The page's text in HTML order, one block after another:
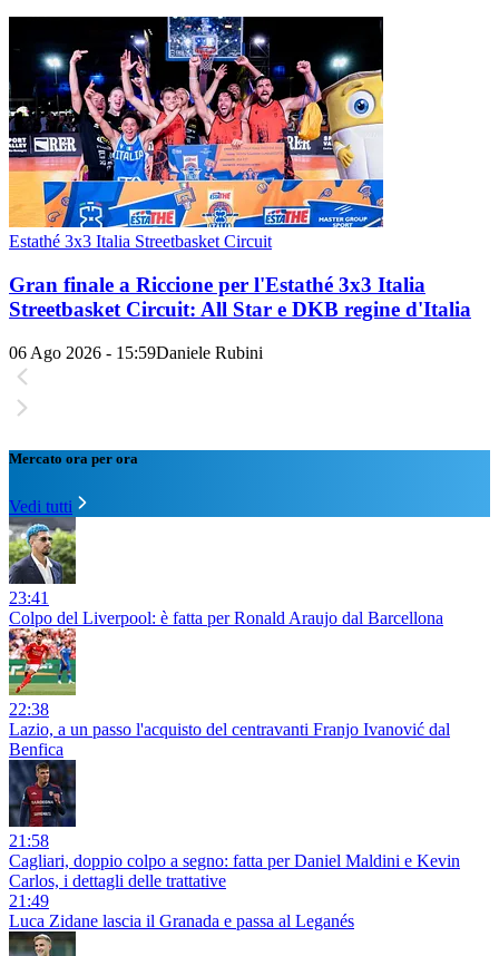
Estathé 3x3 Italia Streetbasket Circuit
Gran finale a Riccione per l'Estathé 3x3 Italia
Streetbasket Circuit: All Star e DKB regine d'Italia
06 Ago 2026 - 15:59Daniele Rubini
Mercato ora per ora
Vedi tutti
23:41
Colpo del Liverpool: è fatta per Ronald Araujo dal Barcellona
22:38
Lazio, a un passo l'acquisto del centravanti Franjo Ivanović dal
Benfica
21:58
Cagliari, doppio colpo a segno: fatta per Daniel Maldini e Kevin
Carlos, i dettagli delle trattative
21:49
Luca Zidane lascia il Granada e passa al Leganés